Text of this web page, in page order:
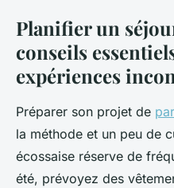
Planifier un
conseils
expériences
Préparer son projet de
la méthode et un peu de
écossaise réserve de
été, prévoyez des